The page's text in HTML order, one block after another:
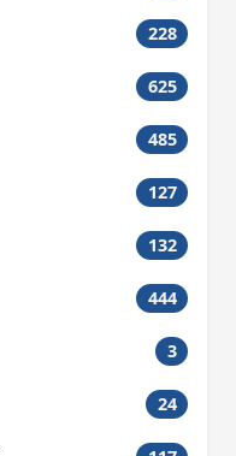
228
625
485
127
132
444
3
24